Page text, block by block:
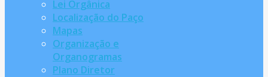
Lei Orgânica
Localização do Paço
Mapas
Organização e
Organogramas
Plano Diretor